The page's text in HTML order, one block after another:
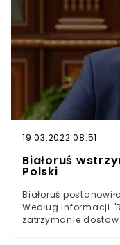
19.03.2022 08:51
Białoruś
Polski
Białoruś
Według informacji
zatrzymanie